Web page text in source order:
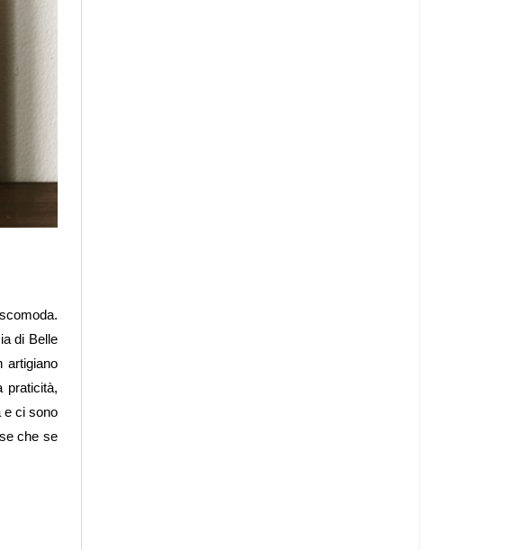
di Belle
artigiano
praticità,
e ci sono
che se